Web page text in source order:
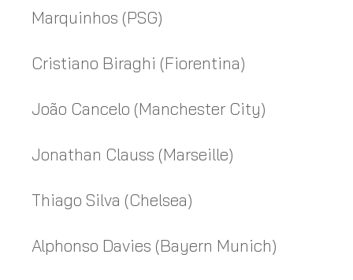
Marquinhos (PSG)
Cristiano Biraghi (Fiorentina)
João Cancelo (Manchester City)
Jonathan Clauss (Marseille)
Thiago Silva (Chelsea)
Alphonso Davies (Bayern Munich)